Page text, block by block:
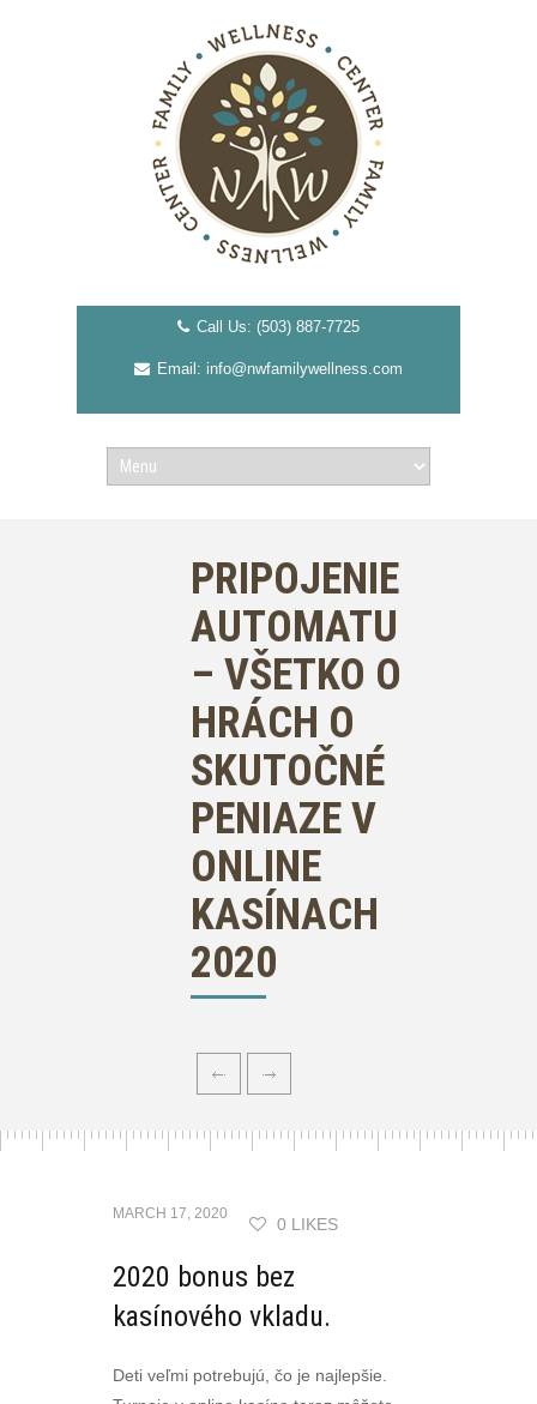
Call Us: (503) 887-7725
Email: info@nwfamilywellness.com
PRIPOJENIE
AUTOMATU
– VŠETKO O
HRÁCH O
SKUTOČNÉ
PENIAZE V
ONLINE
KASÍNACH
2020
MARCH 17, 2020
0 LIKES
2020 bonus bez
kasínového vkladu.
Deti veľmi potrebujú, čo je najlepšie.